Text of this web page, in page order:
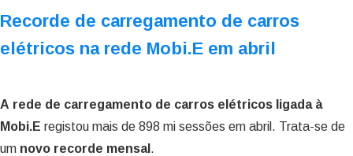
Recorde de carregamento de carros
elétricos na rede Mobi.E em abril
A rede de carregamento de carros elétricos ligada à
Mobi.E registou mais de 898 mi sessões em abril. Trata-se de
um novo recorde mensal .